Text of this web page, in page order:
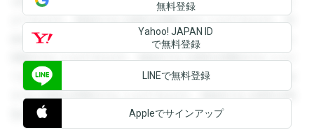
ができます。登録すると回答を閲覧することができます。登
録すると回答を閲覧することができます。登録すると回答を
閲覧することができます。登録すると回答を閲覧することが
できます。登録すると回答を閲覧することができます。登録
すると回答を閲覧することができます。登録すると回答を閲
覧することができます。
無料登録
Yahoo! JAPAN ID
で無料登録
LINEで無料登録
Appleでサインアップ